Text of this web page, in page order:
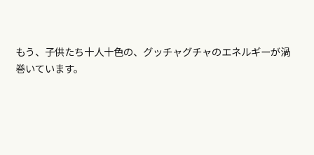
もう、子供たち十人十色の、グッチャグチャのエネルギーが渦
巻いています。